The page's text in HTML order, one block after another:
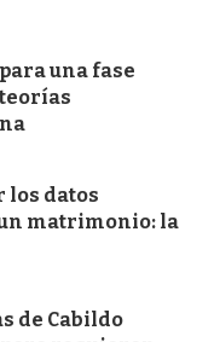
una fase
los datos
matrimonio: la
de Cabildo